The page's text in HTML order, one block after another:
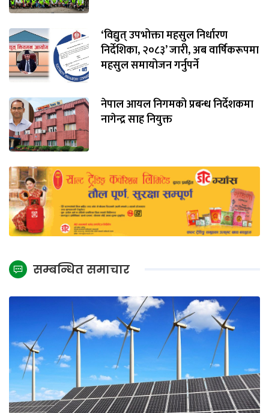
‘विद्युत् उपभोक्ता महसुल निर्धारण
निर्देशिका, २०८३’ जारी, अब वार्षिकरूपमा
महसुल समायोजन गर्नुपर्ने
नेपाल आयल निगमको प्रबन्ध निर्देशकमा
नागेन्द्र साह नियुक्त
सम्बन्धित समाचार